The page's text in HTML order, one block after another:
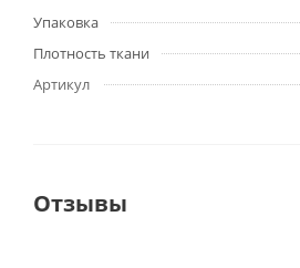
Упаковка
Плотность ткани
Артикул
Отзывы